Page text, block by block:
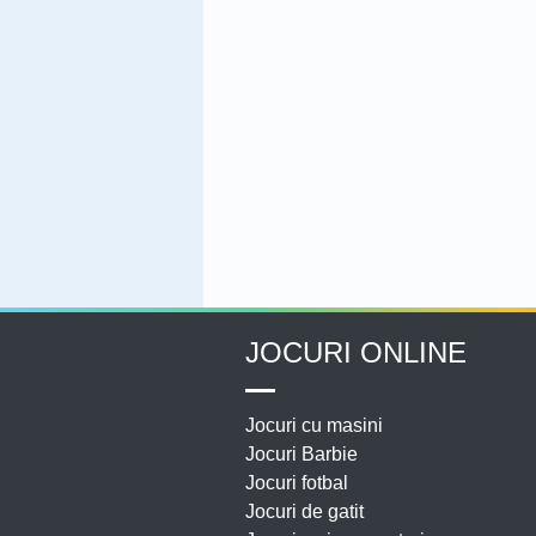
JOCURI ONLINE
Jocuri cu masini
Jocuri Barbie
Jocuri fotbal
Jocuri de gatit